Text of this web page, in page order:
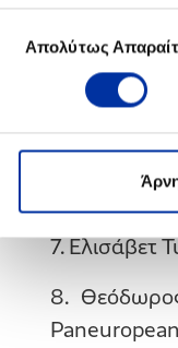
συγκατάθεσης
Απολύτως
1. Ευθύμιος
2. Ιωάννης
Δημόσιο
3.
4.
5.
6. Μάριος
7. Ελισάβετ
8.